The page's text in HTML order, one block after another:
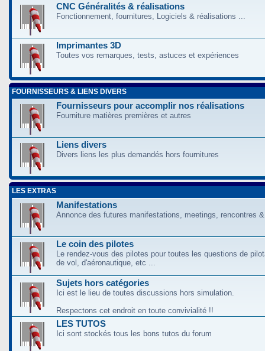
CNC Généralités & réalisations
Fonctionnement, fournitures, Logiciels & réalisations ...
Imprimantes 3D
Toutes vos remarques, tests, astuces et expériences
FOURNISSEURS & LIENS DIVERS
Fournisseurs pour accomplir nos réalisations
Fourniture matières premières et autres
Liens divers
Divers liens les plus demandés hors fournitures
LES EXTRAS
Manifestations
Annonce des futures manifestations, meetings, rencontres
Le coin des pilotes
Le rendez-vous des pilotes pour toutes les questions de
de vol, d'aéronautique, etc ...
Sujets hors catégories
Ici est le lieu de toutes discussions hors simulation.
Respectons cet endroit en toute convivialité !!
LES TUTOS
Ici sont stockés tous les bons tutos du forum